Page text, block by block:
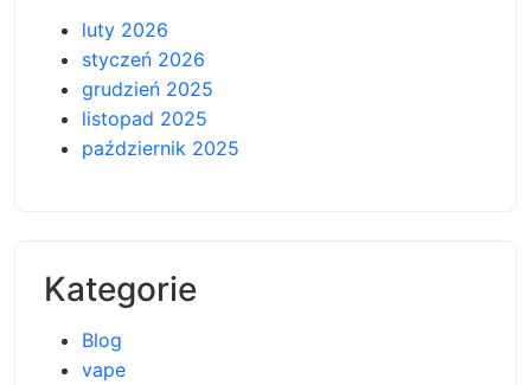
luty 2026
styczeń 2026
grudzień 2025
listopad 2025
październik 2025
Kategorie
Blog
vape